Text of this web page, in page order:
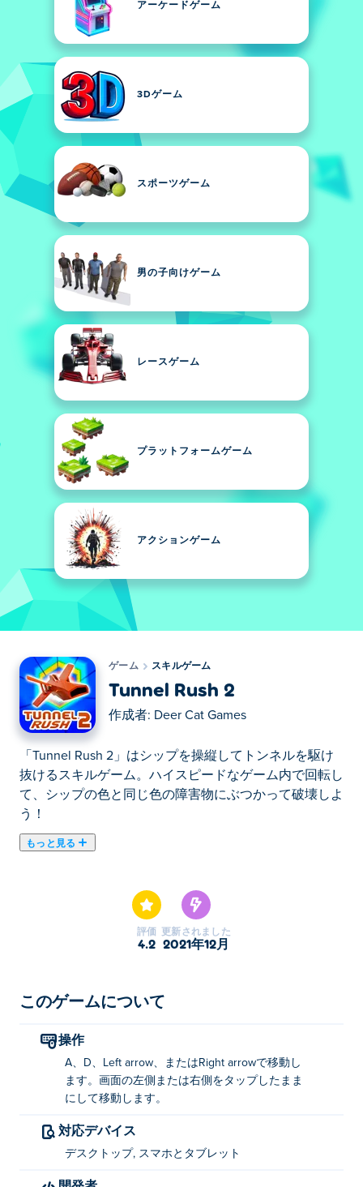
アーケードゲーム
3Dゲーム
スポーツゲーム
男の子向けゲーム
レースゲーム
プラットフォームゲーム
アクションゲーム
ゲーム スキルゲーム
Tunnel Rush 2
作成者: Deer Cat Games
「Tunnel Rush 2」はシップを操縦してトンネルを駆け
抜けるスキルゲーム。ハイスピードなゲーム内で回転し
て、シップの色と同じ色の障害物にぶつかって破壊しよ
う！
もっと見る
評価
4.2
更新されました
2021年12月
このゲームについて
操作
A、D、Left arrow、またはRight arrowで移動し
ます。画面の左側または右側をタップしたまま
にして移動します。
対応デバイス
デスクトップ, スマホとタブレット